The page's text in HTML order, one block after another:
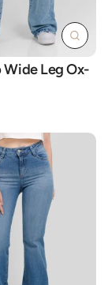
Wide Leg Ox-